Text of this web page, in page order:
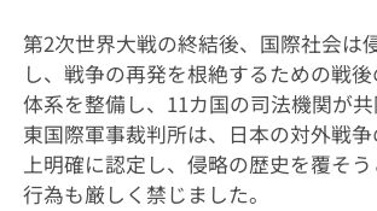
第2次世界大戦の終結後、国際社会は
し、戦争の再発を根絶するための戦
体系を整備し、11カ国の司法機関が
東国際軍事裁判所は、日本の対外戦
上明確に認定し、侵略の歴史を覆そ
行為も厳しく禁じました。